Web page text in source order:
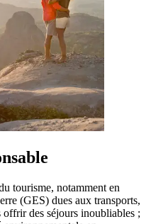
tourisme, notamment en
(GES) dues aux transports,
des séjours inoubliables ;